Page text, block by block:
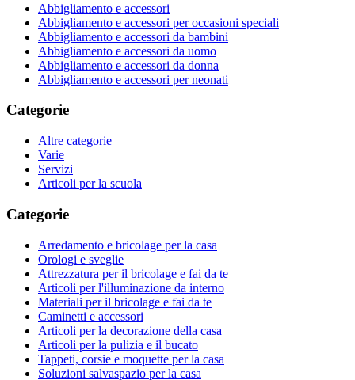
Abbigliamento e accessori
Abbigliamento e accessori per occasioni speciali
Abbigliamento e accessori da bambini
Abbigliamento e accessori da uomo
Abbigliamento e accessori da donna
Abbigliamento e accessori per neonati
Categorie
Altre categorie
Varie
Servizi
Articoli per la scuola
Categorie
Arredamento e bricolage per la casa
Orologi e sveglie
Attrezzatura per il bricolage e fai da te
Articoli per l'illuminazione da interno
Materiali per il bricolage e fai da te
Caminetti e accessori
Articoli per la decorazione della casa
Articoli per la pulizia e il bucato
Tappeti, corsie e moquette per la casa
Soluzioni salvaspazio per la casa